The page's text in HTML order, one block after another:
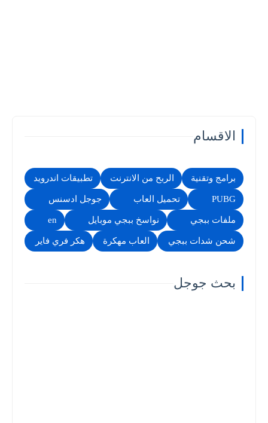
الاقسام
برامج وتقنية الربح من الانترنت تطبيقات اندرويد
PUBG تحميل العاب جوجل ادسنس
ملفات ببجي نواسخ ببجي موبايل en
شحن شدات ببجي العاب مهكرة هكر فري فاير
بحث جوجل